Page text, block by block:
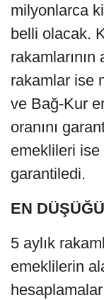
milyonlarca
belli olacak.
rakamlarının
rakamlar ise
ve Bağ-Kur
oranını
emeklileri ise
garantiledi.
EN
5 aylık
emeklilerin